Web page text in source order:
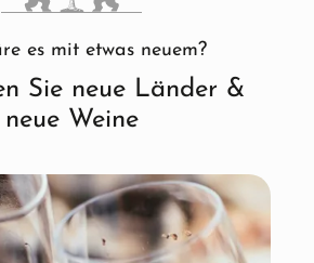
es mit etwas neuem?
Sie neue Länder &
neue Weine